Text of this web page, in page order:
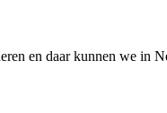
en daar kunnen we in